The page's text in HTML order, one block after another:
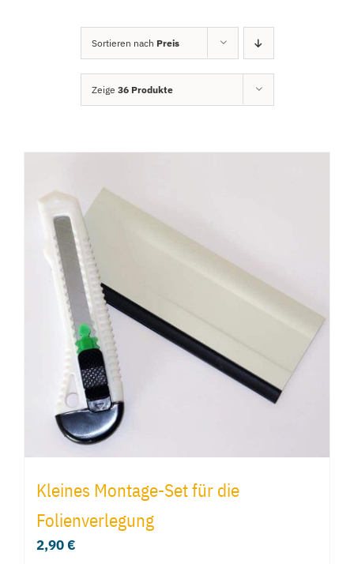
Sortieren nach Preis
Zeige 36 Produkte
Kleines Montage-Set für die
Folienverlegung
2,90€